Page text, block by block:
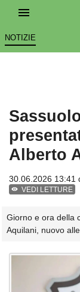
NOTIZIE
Alberto
30.06.2026 13:41
VEDI LETTURE
Giorno e ora della
Aquilani, nuovo